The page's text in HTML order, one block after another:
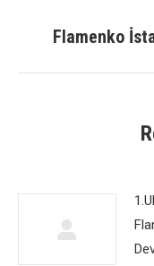
Flamenko